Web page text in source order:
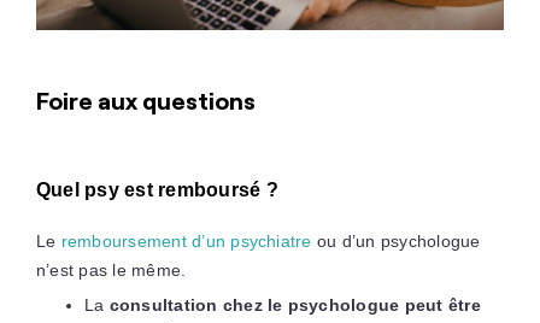
Foire aux questions
Quel psy est remboursé ?
Le remboursement d’un psychiatre ou d’un psychologue
n’est pas le même.
La consultation chez le psychologue peut être